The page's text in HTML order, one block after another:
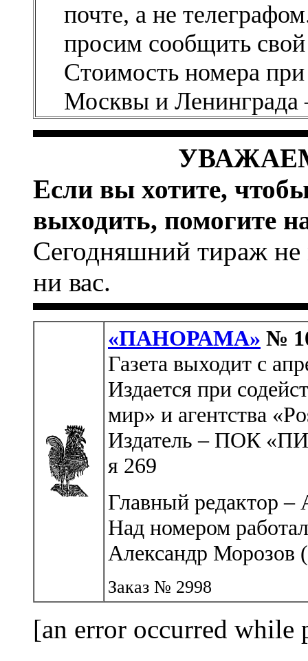
почте, а не
просим сообщить свой
Стоимость номера
Москвы и Ленинграда
Если вы хотите,
выходить, помогите
Сегодняшний тираж
ни вас.
«ПАНОРАМА» №
Газета выходит с
Издается при
мир» и агентства
Издатель – ПОК
я 269
Главный редактор –
Над номером
Александр Морозов
Заказ № 2998
[an error occurred while